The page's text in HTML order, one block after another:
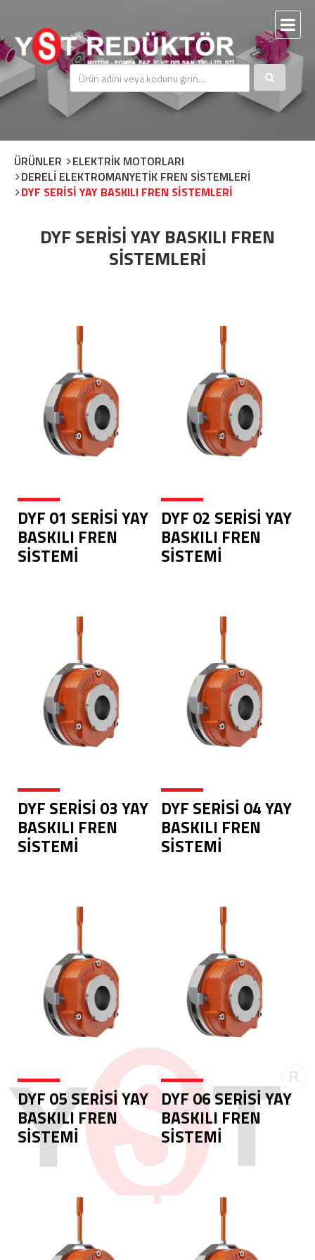
ÜRÜNLER
ELEKTRİK MOTORLARI
DERELİ ELEKTROMANYETİK FREN SİSTEMLERİ
DYF SERİSİ YAY BASKILI FREN SİSTEMLERİ
DYF SERİSİ YAY BASKILI FREN
SİSTEMLERİ
DYF 01 SERİSİ YAY
BASKILI FREN
SİSTEMİ
DYF 02 SERİSİ YAY
BASKILI FREN
SİSTEMİ
DYF SERİSİ 03 YAY
BASKILI FREN
SİSTEMİ
DYF SERİSİ 04 YAY
BASKILI FREN
SİSTEMİ
DYF 05 SERİSİ YAY
BASKILI FREN
SİSTEMİ
DYF 06 SERİSİ YAY
BASKILI FREN
SİSTEMİ